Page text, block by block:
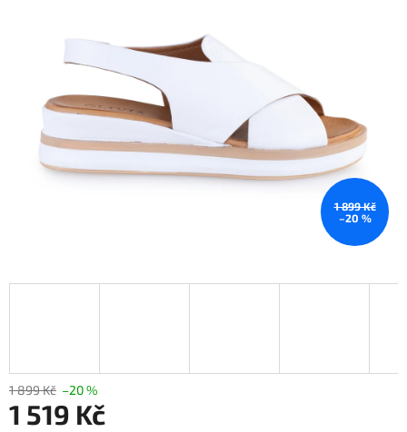
1 899 Kč
–20 %
1 899 Kč –20 %
1 519 Kč